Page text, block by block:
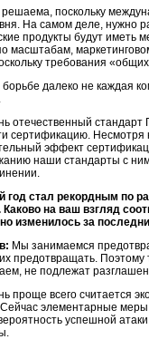
поскольку
На самом деле, нужно
продукты будут
масштабам,
требования
борьбе далеко не каждая
отечественный
сертификацию. Несмотря
эффект
наши стандарты с
год стал рекордным по
Каково на ваш взгляд
изменилось за
Мы занимаемся
предотвращать. Поэтому
не подлежат
проще всего считается
элементарные
успешной